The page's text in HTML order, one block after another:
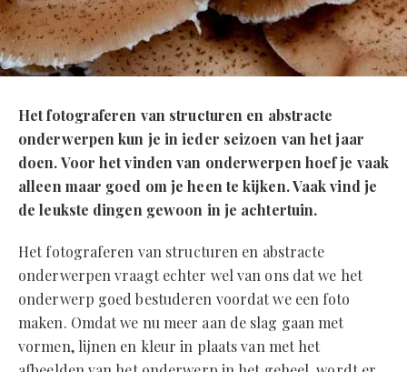
Het fotograferen van structuren en abstracte
onderwerpen kun je in ieder seizoen van het jaar
doen. Voor het vinden van onderwerpen hoef je vaak
alleen maar goed om je heen te kijken. Vaak vind je
de leukste dingen gewoon in je achtertuin.
Het fotograferen van structuren en abstracte
onderwerpen vraagt echter wel van ons dat we het
onderwerp goed bestuderen voordat we een foto
maken. Omdat we nu meer aan de slag gaan met
vormen, lijnen en kleur in plaats van met het